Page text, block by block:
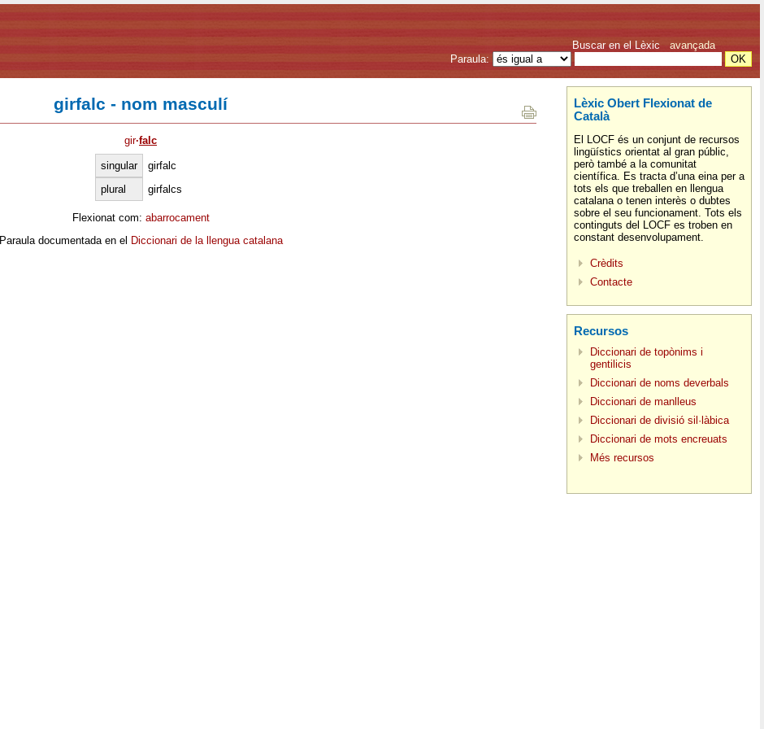
Buscar en el Lèxic avançada
Paraula:
girfalc - nom masculí
gir·falc
singular
girfalc
plural
girfalcs
Flexionat com: abarrocament
Paraula documentada en el Diccionari de la llengua catalana
Lèxic Obert Flexionat de
Català
El LOCF és un conjunt de recursos
lingüístics orientat al gran públic,
però també a la comunitat
científica. Es tracta d’una eina per a
tots els que treballen en llengua
catalana o tenen interès o dubtes
sobre el seu funcionament. Tots els
continguts del LOCF es troben en
constant desenvolupament.
Crèdits
Contacte
Recursos
Diccionari de topònims i
gentilicis
Diccionari de noms deverbals
Diccionari de manlleus
Diccionari de divisió sil·làbica
Diccionari de mots encreuats
Més recursos